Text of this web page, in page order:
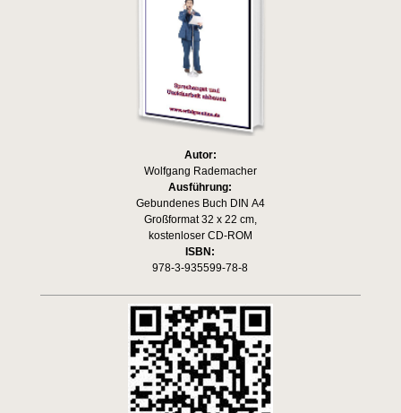
Autor:
Wolfgang Rademacher
Ausführung:
Gebundenes Buch DIN A4
Großformat 32 x 22 cm,
kostenloser CD-ROM
ISBN:
978-3-935599-78-8